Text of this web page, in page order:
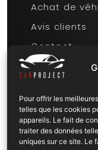
Pour offrir les
telles que les cookies
appareils. Le fait de
traiter des données
uniques sur ce site. Le
Achat de
Avis clients
Contact
Mentions
Réseaux
Facebook